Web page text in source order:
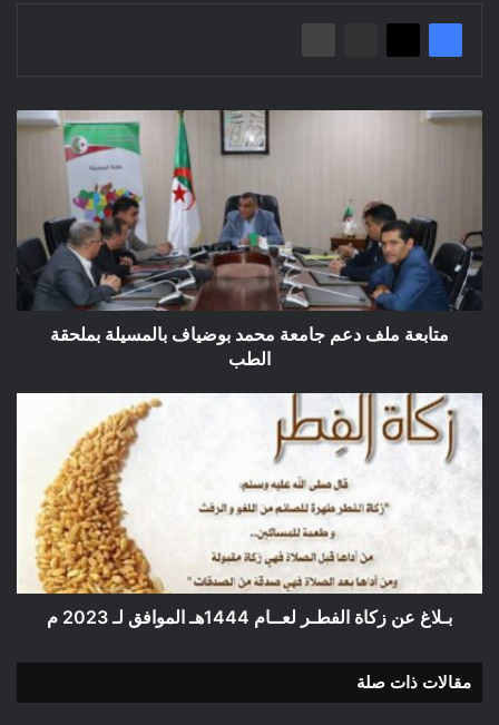
متابعة
بوضياف
بالمسيلة
بملحقة
الطب
متابعة ملف دعم جامعة محمد بوضياف بالمسيلة بملحقة
الطب
بـلاغ
عن
زكاة
الفطـر
الموافق
2023
بـلاغ عن زكاة الفطـر لعــام 1444هـ الموافق لـ 2023 م
مقالات ذات صلة